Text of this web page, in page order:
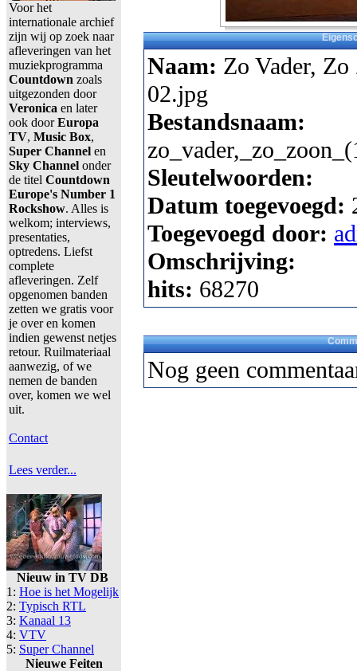
Voor het
internationale archief
zijn wij op zoek naar
afleveringen van het
muziekprogramma
Countdown zoals
uitgezonden door
Veronica en later
ook doorEuropa
TV, Music Box,
Super Channel en
Sky Channel onder
de titel Countdown
Europe's Number 1
Rockshow. Alles is
welkom; interviews,
presentaties,
optredens. Liefst
complete
afleveringen. Zelf
opgenomen banden
zetten we gratis voor
je over en komen
indien gewenst netjes
retour. Ruilmateriaal
aanwezig, of we
nemen de banden
over, komen we wel
uit.
Contact
Lees verder...
Nieuw in TV DB
1: Hoe is het Mogelijk
2: Typisch RTL
3: Kanaal 13
4: VTV
5: Super Channel
Nieuwe Feiten
Naam: Zo Vader,
02.jpg
Bestandsnaam:
Sleutelwoorden:
Datum toegevoegd:
Toegevoegd door:
Omschrijving:
hits: 68270
Nog geen